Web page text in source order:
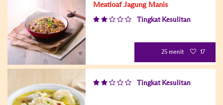
Meatloaf Jagung Manis
Tingkat Kesulitan
25 menit 17
Tingkat Kesulitan